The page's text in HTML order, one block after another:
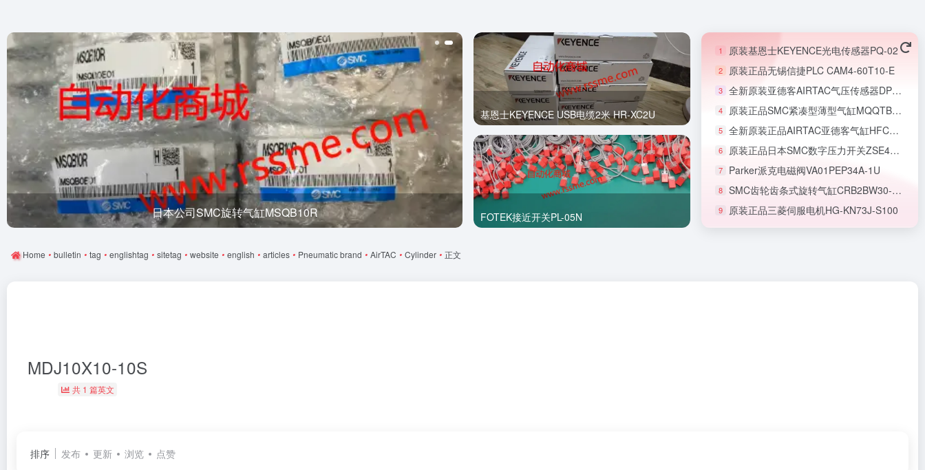
日本公司SMC旋转气缸MSQB10R 全新正品SMC节流阀AS1201F-M5-06A
基恩士KEYENCE USB电缆2米 HR-XC2U
FOTEK接近开关PL-05N
1 原装基恩士KEYENCE光电传感器PQ-02
2 原装正品无锡信捷PLC CAM4-60T10-E
3 全新原装亚德客AIRTAC气压传感器DPSN1-01020
4 原装正品SMC紧凑型薄型气缸MQQTB16-20D
5 全新原装正品AIRTAC亚德客气缸HFCY16
6 原装正品日本SMC数字压力开关ZSE40AF-01-R-X501
7 Parker派克电磁阀VA01PEP34A-1U
8 SMC齿轮齿条式旋转气缸CRB2BW30-180S
9 原装正品三菱伺服电机HG-KN73J-S100
Home • bulletin • tag • englishtag • sitetag • website • english • articles • Pneumatic brand • AirTAC • Cylinder • 正文
MDJ10X10-10S
共 1 篇英文
排序 发布 更新 浏览 点赞